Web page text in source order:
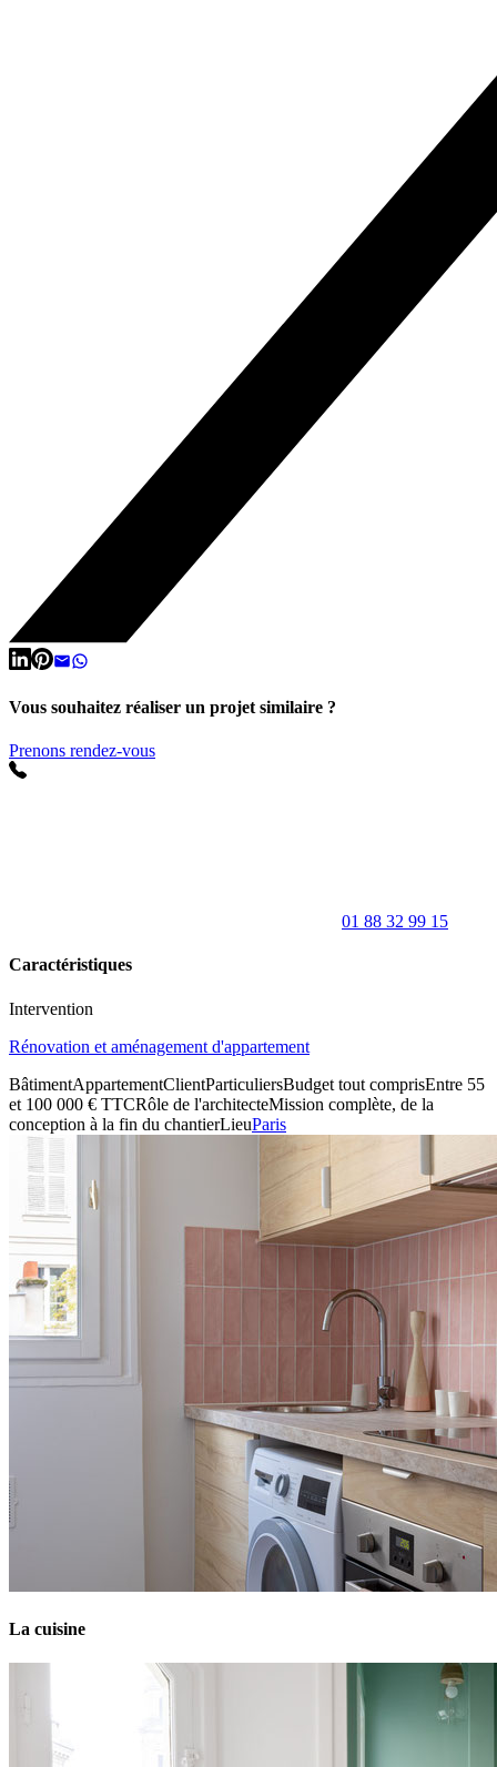
Vous souhaitez réaliser un projet similaire ?
Prenons rendez-vous
01 88 32 99 15
Caractéristiques
Intervention
Rénovation et aménagement d'appartement
BâtimentAppartementClientParticuliersBudget tout comprisEntre 55
et 100 000 € TTCRôle de l'architecteMission complète, de la
conception à la fin du chantierLieuParis
La cuisine